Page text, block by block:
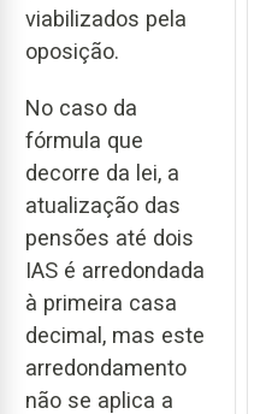
viabilizados pela
oposição.
No caso da
fórmula que
decorre da lei, a
atualização das
pensões até dois
IAS é arredondada
à primeira casa
decimal, mas este
arredondamento
não se aplica a